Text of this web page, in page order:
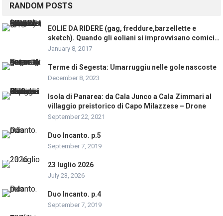
RANDOM POSTS
EOLIE DA RIDERE (gag, freddure,barzellette e
sketch). Quando gli eoliani si improvvisano comici…
January 8, 2017
Terme di Segesta: Umarruggiu nelle gole nascoste
December 8, 2023
Isola di Panarea: da Cala Junco a Cala Zimmari al
villaggio preistorico di Capo Milazzese – Drone
September 22, 2021
Duo Incanto. p.5
September 7, 2019
23 luglio 2026
July 23, 2026
Duo Incanto. p.4
September 7, 2019